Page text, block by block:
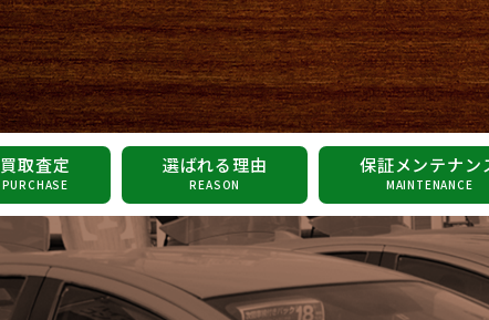
買取査定
PURCHASE
選ばれる理由
REASON
保証メンテナン
MAINTENANCE